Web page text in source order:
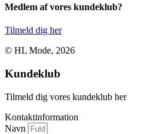
Medlem af vores kundeklub?
Tilmeld dig her
© HL Mode, 2026
Kundeklub
Tilmeld dig vores kundeklub her
Kontaktinformation
Navn